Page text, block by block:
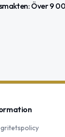
Över 9